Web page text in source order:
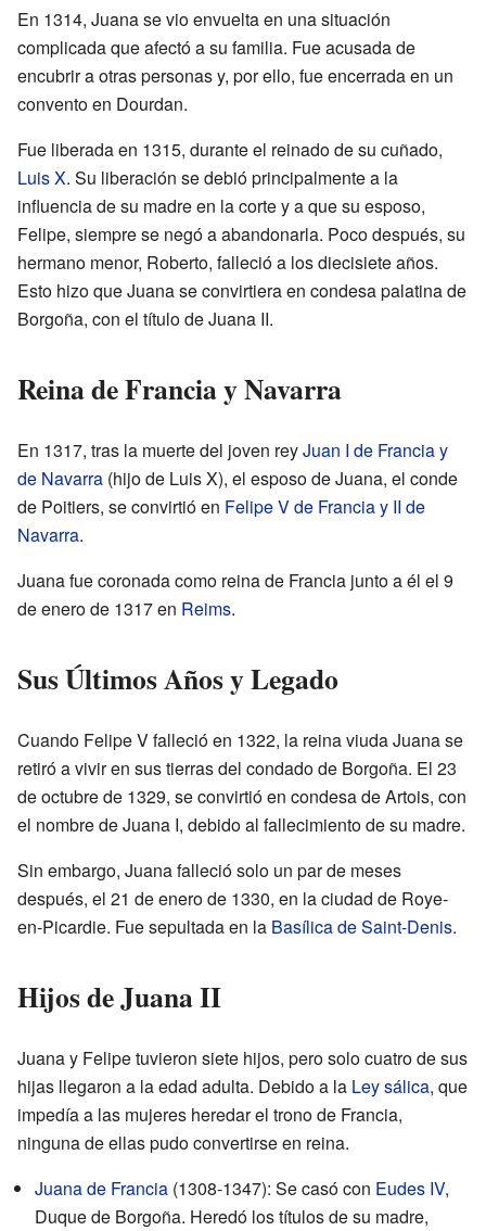
En 1314, Juana se vio envuelta en una situación
complicada que afectó a su familia. Fue acusada de
encubrir a otras personas y, por ello, fue encerrada en un
convento en Dourdan.
Fue liberada en 1315, durante el reinado de su cuñado,
Luis X. Su liberación se debió principalmente a la
influencia de su madre en la corte y a que su esposo,
Felipe, siempre se negó a abandonarla. Poco después, su
hermano menor, Roberto, falleció a los diecisiete años.
Esto hizo que Juana se convirtiera en condesa palatina de
Borgoña, con el título de Juana II.
Reina de Francia y Navarra
En 1317, tras la muerte del joven reyJuan I de Francia y
de Navarra (hijo de Luis X), el esposo de Juana, el conde
de Poitiers, se convirtió en Felipe V de Francia y II de
Navarra.
Juana fue coronada como reina de Francia junto a él el 9
de enero de 1317 en Reims.
Sus Últimos Años y Legado
Cuando Felipe V falleció en 1322, la reina viuda Juana se
retiró a vivir en sus tierras del condado de Borgoña. El 23
de octubre de 1329, se convirtió en condesa de Artois, con
el nombre de Juana I, debido al fallecimiento de su madre.
Sin embargo, Juana falleció solo un par de meses
después, el 21 de enero de 1330, en la ciudad de Roye-
en-Picardie. Fue sepultada en la Basílica de Saint-Denis.
Hijos de Juana II
Juana y Felipe tuvieron siete hijos, pero solo cuatro de sus
hijas llegaron a la edad adulta. Debido a la Ley sálica, que
impedía a las mujeres heredar el trono de Francia,
ninguna de ellas pudo convertirse en reina.
Juana de Francia (1308-1347): Se casó con Eudes IV,
Duque de Borgoña. Heredó los títulos de su madre,